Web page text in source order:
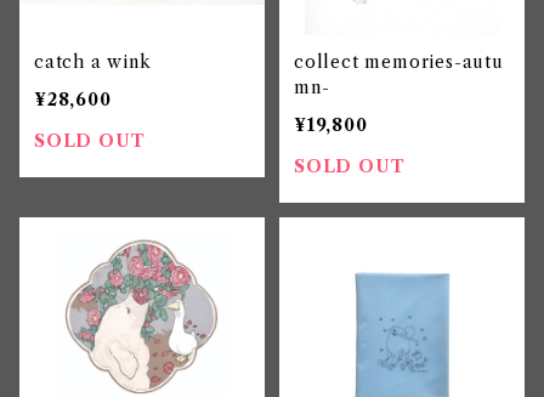
catch a wink
¥28,600
SOLD OUT
collect memories-autu
mn-
¥19,800
SOLD OUT